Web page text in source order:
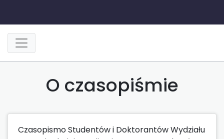
O czasopiśmie
Czasopismo Studentów i Doktorantów Wydziału